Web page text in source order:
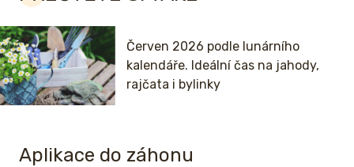
Červen 2026 podle lunárního
kalendáře. Ideální čas na jahody,
rajčata i bylinky
Aplikace do záhonu